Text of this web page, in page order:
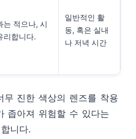
는 적으나, 시
리합니다.
일반적인 활
동, 혹은 실내
나 저녁 시간
무 진한 색상의 렌즈를 착용
좁아져 위험할 수 있다는
니다.